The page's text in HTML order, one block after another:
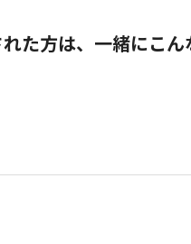
た方は、一緒にこん